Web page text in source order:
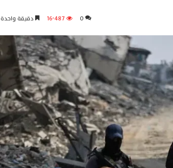
0 16٬487 دقيقة واحدة